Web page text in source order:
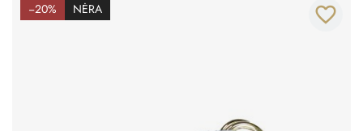
−20% NĖRA favorite_border